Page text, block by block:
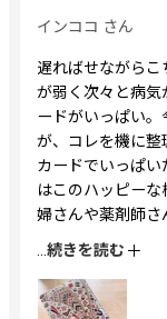
インココ さん
遅ればせながら
が弱く次々と病気
ードがいっぱい
が、コレを機に整
カードでいっぱ
はこのハッピー
婦さんや薬剤師さ
た。憂鬱が無く
って一石二鳥です！
続きを読む